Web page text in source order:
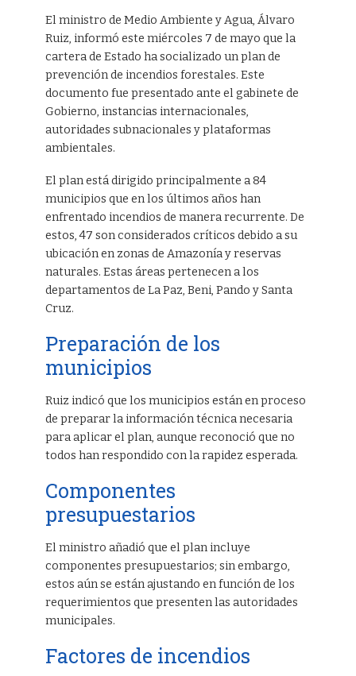
El ministro de Medio Ambiente y Agua, Álvaro
Ruiz, informó este miércoles 7 de mayo que la
cartera de Estado ha socializado un plan de
prevención de incendios forestales. Este
documento fue presentado ante el gabinete de
Gobierno, instancias internacionales,
autoridades subnacionales y plataformas
ambientales.
El plan está dirigido principalmente a 84
municipios que en los últimos años han
enfrentado incendios de manera recurrente. De
estos, 47 son considerados críticos debido a su
ubicación en zonas de Amazonía y reservas
naturales. Estas áreas pertenecen a los
departamentos de La Paz, Beni, Pando y Santa
Cruz.
Preparación de los
municipios
Ruiz indicó que los municipios están en proceso
de preparar la información técnica necesaria
para aplicar el plan, aunque reconoció que no
todos han respondido con la rapidez esperada.
Componentes
presupuestarios
El ministro añadió que el plan incluye
componentes presupuestarios; sin embargo,
estos aún se están ajustando en función de los
requerimientos que presenten las autoridades
municipales.
Factores de incendios